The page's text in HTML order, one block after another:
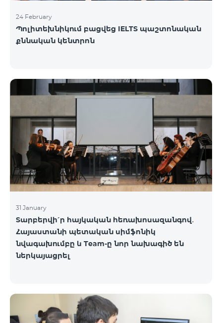
24 February
Պոլիտեխնիկում բացվեց IELTS պաշտոնական
քննական կենտրոն
31 January
Տարբերվի՛ր հայկական հեռախոսազանգով․
Հայաստանի պետական սիմֆոնիկ
նվագախումբը և Team-ը նոր նախագիծ են
ներկայացրել